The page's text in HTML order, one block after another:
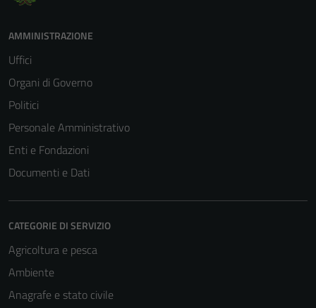
AMMINISTRAZIONE
Uffici
Organi di Governo
Politici
Personale Amministrativo
Enti e Fondazioni
Documenti e Dati
CATEGORIE DI SERVIZIO
Agricoltura e pesca
Ambiente
Anagrafe e stato civile